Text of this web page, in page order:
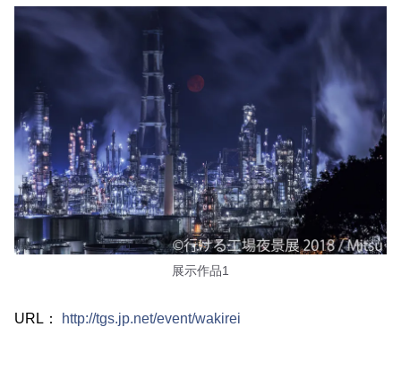
展示作品1
URL： http://tgs.jp.net/event/wakirei